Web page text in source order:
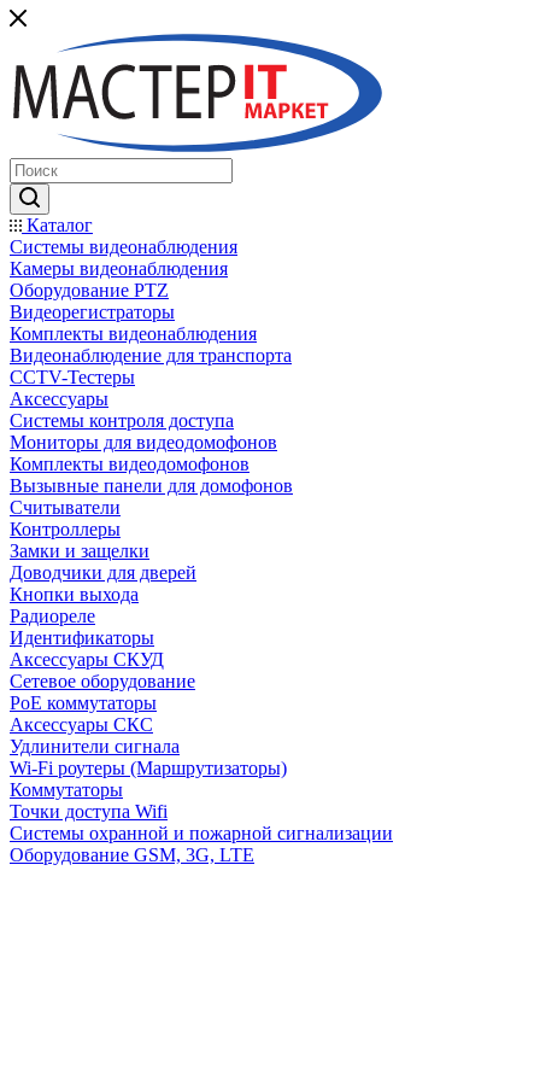
Каталог
Системы видеонаблюдения
Камеры видеонаблюдения
Оборудование PTZ
Видеорегистраторы
Комплекты видеонаблюдения
Видеонаблюдение для транспорта
CCTV-Тестеры
Аксессуары
Системы контроля доступа
Мониторы для видеодомофонов
Комплекты видеодомофонов
Вызывные панели для домофонов
Считыватели
Контроллеры
Замки и защелки
Доводчики для дверей
Кнопки выхода
Радиореле
Идентификаторы
Аксессуары СКУД
Сетевое оборудование
PoE коммутаторы
Аксессуары СКС
Удлинители сигнала
Wi-Fi роутеры (Маршрутизаторы)
Коммутаторы
Точки доступа Wifi
Системы охранной и пожарной сигнализации
Оборудование GSM, 3G, LTE